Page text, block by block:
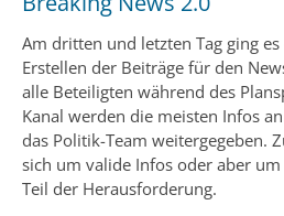
Am dritten und letzten Tag ging
Erstellen der Beiträge für den
alle Beteiligten während des
Kanal werden die meisten Infos
das Politik-Team weitergegeben.
sich um valide Infos oder aber
Teil der Herausforderung.